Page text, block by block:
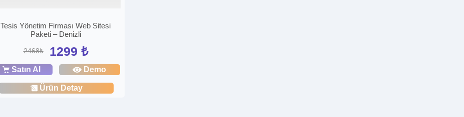
Tesis Yönetim Firması Web Sitesi
Paketi – Denizli
2468₺ 1299 ₺
Satın Al Demo
Ürün Detay